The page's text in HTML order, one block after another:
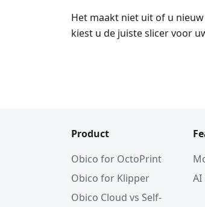
Het maakt niet uit of u
kiest u de juiste slicer voor
Product
Obico for OctoPrint
Obico for Klipper
Obico Cloud vs Self-
AI